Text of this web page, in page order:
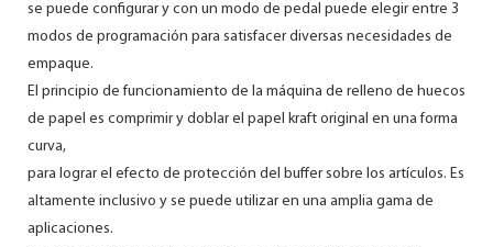
se puede configurar y con un modo de pedal puede elegir entre 3
modos de programación para satisfacer diversas necesidades de
empaque.
El principio de funcionamiento de la máquina de relleno de huecos
de papel es comprimir y doblar el papel kraft original en una forma
curva,
para lograr el efecto de protección del buffer sobre los artículos. Es
altamente inclusivo y se puede utilizar en una amplia gama de
aplicaciones.